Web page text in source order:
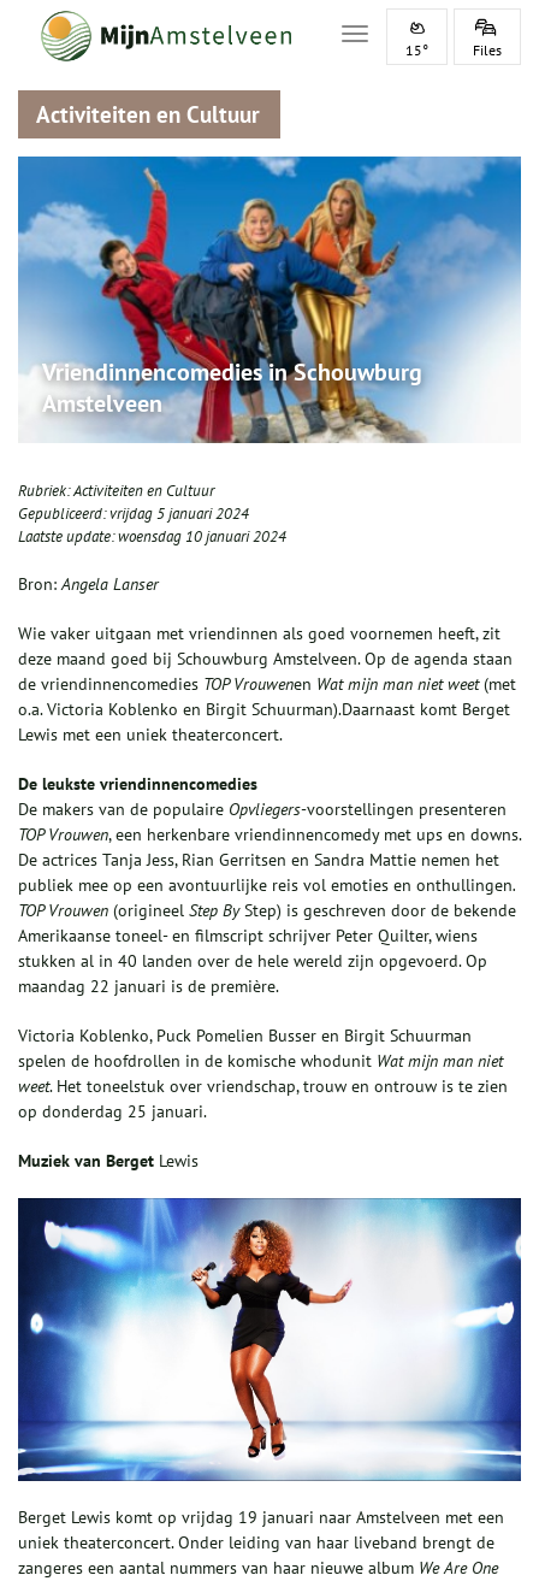
Toggle navigation
15° Files
Activiteiten en Cultuur
Vriendinnencomedies in Schouwburg
Amstelveen
Rubriek:Activiteiten en Cultuur
Gepubliceerd:vrijdag 5 januari 2024
Laatste update:woensdag 10 januari 2024
Bron:Angela Lanser
Wie vaker uitgaan met vriendinnen als goed voornemen heeft, zit
deze maand goed bij Schouwburg Amstelveen. Op de agenda staan
de vriendinnencomedies TOP Vrouwenen Watmijn man nietweet(met
o.a. Victoria Koblenko en Birgit Schuurman).Daarnaast komt Berget
Lewis met een uniek theaterconcert.
De leukste vriendinnencomedies
De makers van de populaire Opvliegers-voorstellingen presenteren
TOP Vrouwen, een herkenbare vriendinnencomedy met ups en downs.
De actrices Tanja Jess, Rian Gerritsen en Sandra Mattie nemen het
publiek mee op een avontuurlijke reis vol emoties en onthullingen.
TOP Vrouwen (origineel Step ByStep) is geschreven door de bekende
Amerikaanse toneel- en filmscript schrijver Peter Quilter, wiens
stukken al in 40 landen over de hele wereld zijn opgevoerd. Op
maandag 22 januari is de première.
Victoria Koblenko, Puck Pomelien Busser en Birgit Schuurman
spelen de hoofdrollen in de komische whodunit Watmijn man niet
weet. Het toneelstuk over vriendschap, trouw en ontrouw is te zien
op donderdag 25 januari.
Muziek van Berget Lewis
Berget Lewis komt op vrijdag 19 januari naar Amstelveen met een
uniek theaterconcert. Onder leiding van haar liveband brengt de
zangeres een aantal nummers van haar nieuwe album We Are One